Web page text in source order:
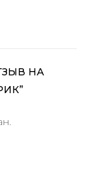
НА